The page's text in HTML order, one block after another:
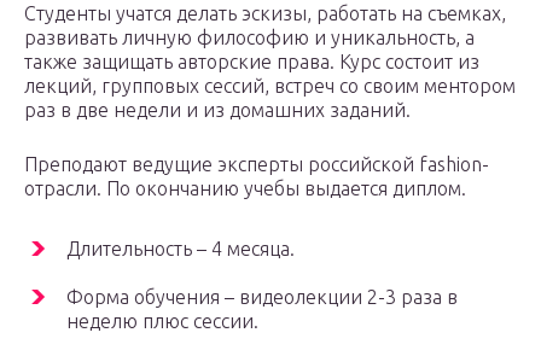
Студенты учатся делать эскизы, работать на съемках,
развивать личную философию и уникальность, а
также защищать авторские права. Курс состоит из
лекций, групповых сессий, встреч со своим ментором
раз в две недели и из домашних заданий.
Преподают ведущие эксперты российской fashion-
отрасли. По окончанию учебы выдается диплом.
Длительность – 4 месяца.
Форма обучения – видеолекции 2-3 раза в
неделю плюс сессии.